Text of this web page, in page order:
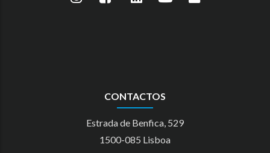
CONTACTOS
Estrada de Benfica, 529
1500-085 Lisboa